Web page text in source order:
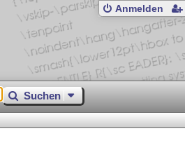
Anmelden
Suchen